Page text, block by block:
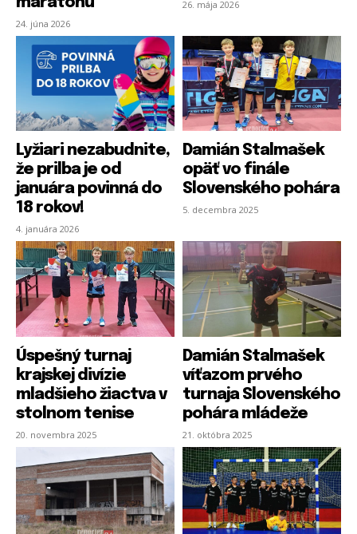
24. júna 2026
26. mája 2026
Lyžiari nezabudnite,
že prilba je od
januára povinná do
18 rokov!
4. januára 2026
Damián Stalmašek
opäť vo finále
Slovenského pohára
5. decembra 2025
Úspešný turnaj
krajskej divízie
mladšieho žiactva v
stolnom tenise
20. novembra 2025
Damián Stalmašek
víťazom prvého
turnaja Slovenského
pohára mládeže
21. októbra 2025